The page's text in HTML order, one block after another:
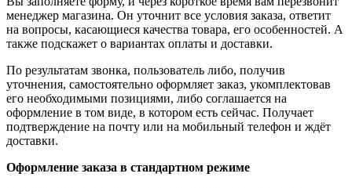
менеджер магазина. Он уточнит все условия заказа, ответит
на вопросы, касающиеся качества товара, его особенностей. А
также подскажет о вариантах оплаты и доставки.
По результатам звонка, пользователь либо, получив
уточнения, самостоятельно оформляет заказ, укомплектовав
его необходимыми позициями, либо соглашается на
оформление в том виде, в котором есть сейчас. Получает
подтверждение на почту или на мобильный телефон и ждёт
доставки.
Оформление заказа в стандартном режиме